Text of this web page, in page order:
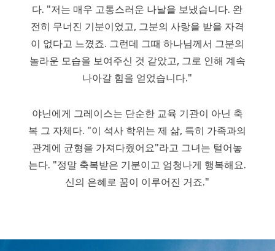
다. "저는 매우 고통스러운 나날을 보냈습니다. 완
전히 무너진 기분이었고, 그분의 사랑을 받을 자격
이 없다고 느꼈죠. 그런데 그때 하나님께서 그분의
놀라운 모습을 보여주신 것 같았고, 그로 인해 계속
나아갈 힘을 얻었습니다."
야닌에게 그레이스는 단순한 교육 기관이 아닌 축
복 그 자체다. "이 석사 학위는 제 삶, 특히 가족과의
관계에 균형을 가져다줬어요"라고 그녀는 털어놓
는다. "정말 축복받은 기분이고 엄청나게 행복해요.
신의 은혜로 꿈이 이루어진 거죠."